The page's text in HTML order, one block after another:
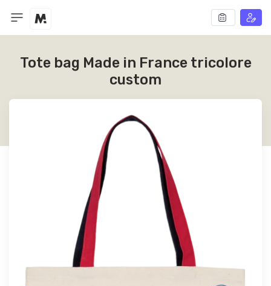
Tote bag Made in France tricolore
custom